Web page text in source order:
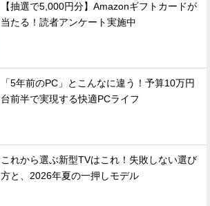
【抽選で5,000円分】Amazonギフトカードが
当たる！読者アンケート実施中
「5年前のPC」とこんなに違う！予算10万円
台前半で実現する快適PCライフ
これから選ぶ新型TVはこれ！失敗しない選び
方と、2026年夏の一押しモデル